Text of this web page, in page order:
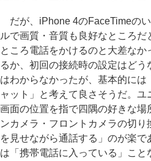
だが、iPhone 4のFaceTimeの
ルで画質・音質も良好なところ
ところ電話をかけるのと大差な
るか、初回の接続時の設定はど
はわからなかったが、基本的に
ャット」と考えて良さそうだ。
画面の位置を指で四隅の好きな場
ンカメラ・フロントカメラの切
を見せながら通話する」のが楽で
は「携帯電話に入っている」こと